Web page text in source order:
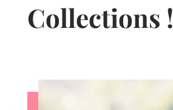
Collections !